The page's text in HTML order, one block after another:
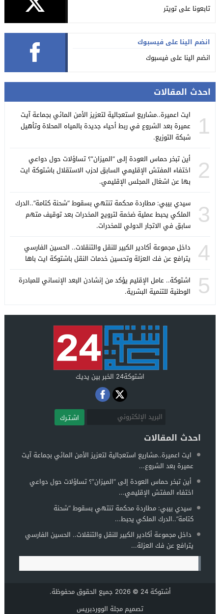
تابعونا على تويتر
انضم الينا على فيسبوك
انضم الينا على فيسبوك
احدث المقالات
1
ايت اعميرة..مشاريع استعجالية لتعزيز الأمن المائي بجماعة آيت
عميرة بعد الشروع في ربط أحياء جديدة بالمياه المحلاة وتأهيل
شبكة التوزيع.
2
أين تبخر حماس العودة إلى “الميزان”؟ تساؤلات حول دواعي
اختفاء المفتش الإقليمي السابق لحزب الاستقلال باشتوكة ايت
بها عن اشغال المجلس الإقليمي.
3
سيدي بيبي: مطاردة محكمة تنتهي بسقوط “شحنة كتامة”..الدرك
الملكي يحبط عملية ضخمة لترويج المخدرات بعد توقيف متهم
سابق في الاتجار الدولي للمخدرات.
4
داخل مجموعة أكادير الكبير للنقل والتنقلات.. الحسين الفارسي
يترافع عن فك العزلة وتحسين خدمات النقل باشتوكة ايت باها
5
اشتوكة.. عامل الإقليم يؤكد من إنشادن البعد الإنساني للمبادرة
الوطنية للتنمية البشرية.
اشتوكة24 الخبر بين يديك
اشـتـرك
احدث المقالات
ايت اعميرة..مشاريع استعجالية لتعزيز الأمن المائي بجماعة آيت
عميرة بعد الشروع...
أين تبخر حماس العودة إلى “الميزان”؟ تساؤلات حول دواعي
اختفاء المفتش الإقليمي...
سيدي بيبي: مطاردة محكمة تنتهي بسقوط “شحنة
كتامة”..الدرك الملكي يحبط...
داخل مجموعة أكادير الكبير للنقل والتنقلات.. الحسين الفارسي
يترافع عن فك العزلة...
أشتوكة 24
© 2026 جميع الحقوق محفوظة.
تصميممجلة الووردبريس